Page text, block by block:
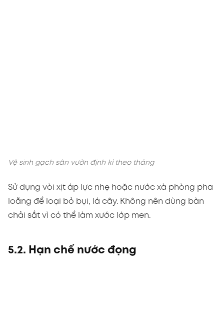
Vệ sinh gạch sân vườn định kì theo tháng
Sử dụng vòi xịt áp lực nhẹ hoặc nước xà phòng pha
loãng để loại bỏ bụi, lá cây. Không nên dùng bàn
chải sắt vì có thể làm xước lớp men.
5.2. Hạn chế nước đọng